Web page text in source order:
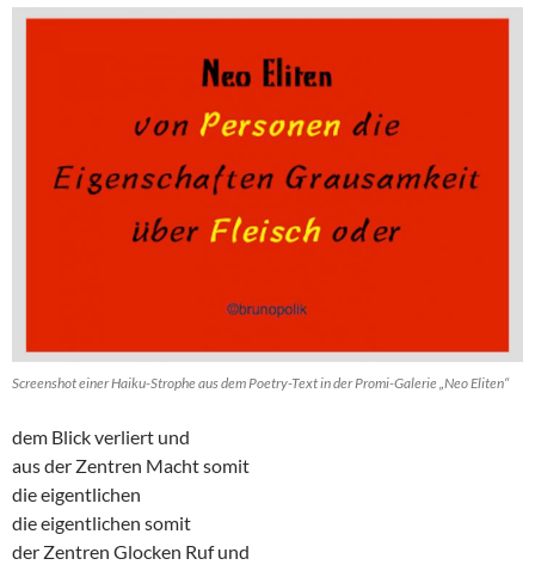
Screenshot einer Haiku-Strophe aus dem Poetry-Text in der Promi-Galerie „Neo Eliten“
dem Blick verliert und
aus der Zentren Macht somit
die eigentlichen
die eigentlichen somit
der Zentren Glocken Ruf und